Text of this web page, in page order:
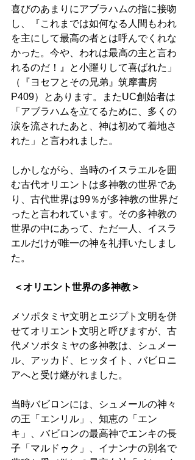
喜びのあまりにアブラハムの指に接吻
し、『これまでは如何なる人間もわれ
を主にして最高の者とは呼んでくれな
かった。今や、われは最高の主と言わ
れるのだ！』と小躍りして喜ばれた」
（『ヨセフとその兄弟』筑摩書房
P409）とあります。またUC創始者は
「アブラハムを立てるために、多くの
涙を流されたあと、神は初めて着地さ
れた」と言われました。
しかしながら、当時のイスラエルを囲
む古代オリエントは多神教の世界であ
り、古代世界は99％が多神教の世界だ
ったと言われています。その多神教の
世界の中にあって、ただ一人、イスラ
エルだけが唯一の神を礼拝いたしまし
た。
＜オリエント世界の多神教＞
メソポタミヤ文明とエジプト文明を併
せてオリエント文明と呼びますが、古
代メソポタミヤの多神教は、シュメー
ル、アッカド、ヒッタイト、バビロニ
アへと受け継がれました。
当時バビロンには、シュメールの神々
の王「エンリル」、知恵の「エン
キ」、バビロンの最高神でエンキの長
子「マルドゥク」、イナンナの別名で